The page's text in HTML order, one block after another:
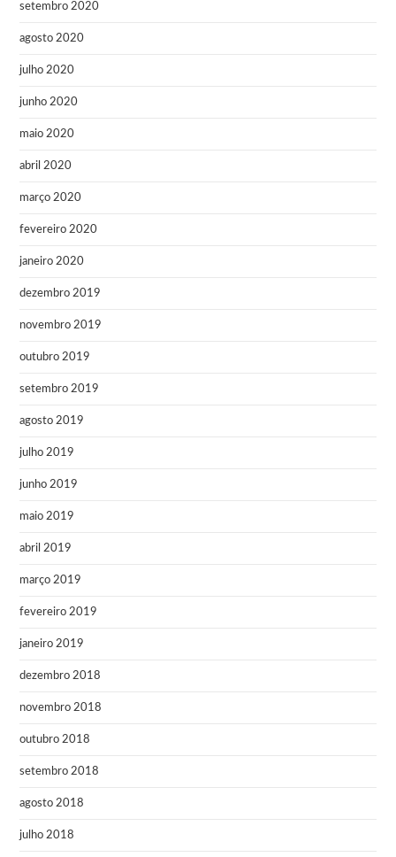
setembro 2020
agosto 2020
julho 2020
junho 2020
maio 2020
abril 2020
março 2020
fevereiro 2020
janeiro 2020
dezembro 2019
novembro 2019
outubro 2019
setembro 2019
agosto 2019
julho 2019
junho 2019
maio 2019
abril 2019
março 2019
fevereiro 2019
janeiro 2019
dezembro 2018
novembro 2018
outubro 2018
setembro 2018
agosto 2018
julho 2018